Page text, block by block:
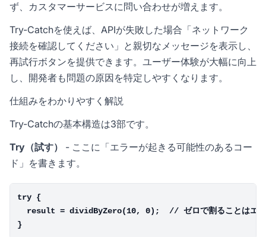
ず、カスタマーサービスに問い合わせが増えます。
Try-Catchを使えば、APIが失敗した場合「ネットワーク
接続を確認してください」と親切なメッセージを表示し、
再試行ボタンを提供できます。ユーザー体験が大幅に向上
し、開発者も問題の原因を特定しやすくなります。
仕組みをわかりやすく解説
Try-Catchの基本構造は3部です。
Try（試す）
- ここに「エラーが起きる可能性のあるコー
ド」を書きます。
try {
result = dividByZero(10, 0);  // ゼロで割ることはエ